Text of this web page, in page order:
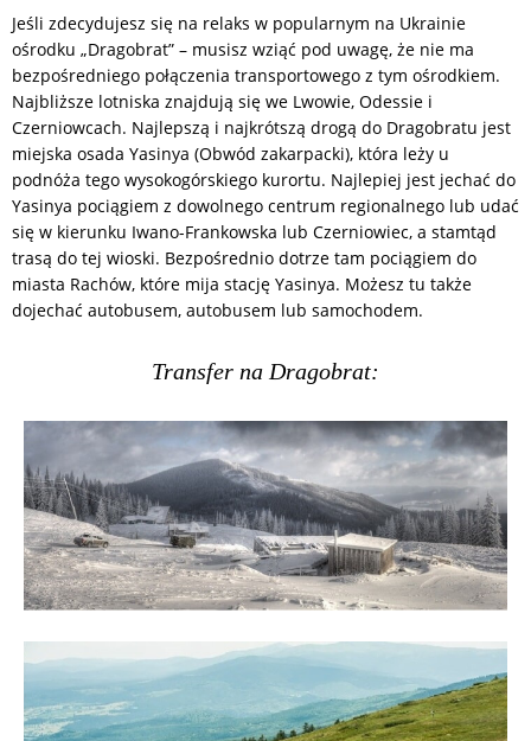
Jeśli zdecydujesz się na relaks w popularnym na Ukrainie
ośrodku „Dragobrat” – musisz wziąć pod uwagę, że nie ma
bezpośredniego połączenia transportowego z tym ośrodkiem.
Najbliższe lotniska znajdują się we Lwowie, Odessie i
Czerniowcach. Najlepszą i najkrótszą drogą do Dragobratu jest
miejska osada Yasinya (Obwód zakarpacki), która leży u
podnóża tego wysokogórskiego kurortu. Najlepiej jest jechać do
Yasinya pociągiem z dowolnego centrum regionalnego lub udać
się w kierunku Iwano-Frankowska lub Czerniowiec, a stamtąd
trasą do tej wioski. Bezpośrednio dotrze tam pociągiem do
miasta Rachów, które mija stację Yasinya. Możesz tu także
dojechać autobusem, autobusem lub samochodem.
Transfer na Dragobrat: